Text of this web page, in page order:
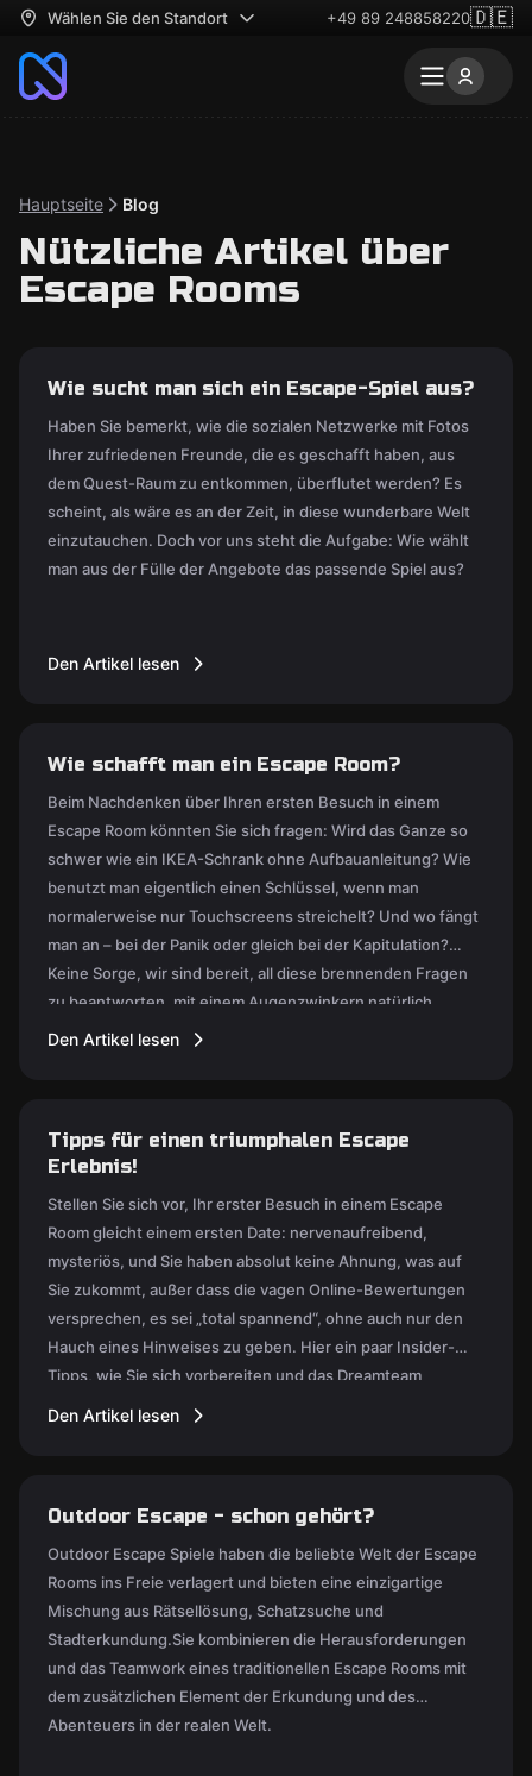
Wählen Sie den Standort +49 89 248858220🇩🇪
Hauptseite Blog
Nützliche Artikel über
Escape Rooms
Wie sucht man sich ein Escape-Spiel aus?
Haben Sie bemerkt, wie die sozialen Netzwerke mit Fotos
Ihrer zufriedenen Freunde, die es geschafft haben, aus
dem Quest-Raum zu entkommen, überflutet werden? Es
scheint, als wäre es an der Zeit, in diese wunderbare Welt
einzutauchen. Doch vor uns steht die Aufgabe: Wie wählt
man aus der Fülle der Angebote das passende Spiel aus?
Den Artikel lesen
Wie schafft man ein Escape Room?
Beim Nachdenken über Ihren ersten Besuch in einem
Escape Room könnten Sie sich fragen: Wird das Ganze so
schwer wie ein IKEA-Schrank ohne Aufbauanleitung? Wie
benutzt man eigentlich einen Schlüssel, wenn man
normalerweise nur Touchscreens streichelt? Und wo fängt
man an – bei der Panik oder gleich bei der Kapitulation?
Keine Sorge, wir sind bereit, all diese brennenden Fragen
zu beantworten, mit einem Augenzwinkern natürlich.
Den Artikel lesen
Tipps für einen triumphalen Escape
Erlebnis!
Stellen Sie sich vor, Ihr erster Besuch in einem Escape
Room gleicht einem ersten Date: nervenaufreibend,
mysteriös, und Sie haben absolut keine Ahnung, was auf
Sie zukommt, außer dass die vagen Online-Bewertungen
versprechen, es sei „total spannend“, ohne auch nur den
Hauch eines Hinweises zu geben. Hier ein paar Insider-
Tipps, wie Sie sich vorbereiten und das Dreamteam
Den Artikel lesen
Outdoor Escape - schon gehört?
Outdoor Escape Spiele haben die beliebte Welt der Escape
Rooms ins Freie verlagert und bieten eine einzigartige
Mischung aus Rätsellösung, Schatzsuche und
Stadterkundung.Sie kombinieren die Herausforderungen
und das Teamwork eines traditionellen Escape Rooms mit
dem zusätzlichen Element der Erkundung und des
Abenteuers in der realen Welt.